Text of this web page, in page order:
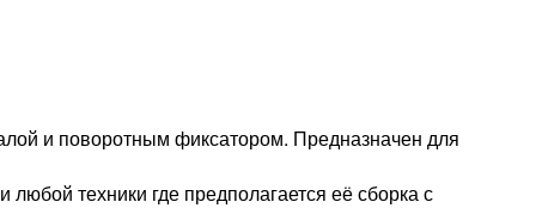
и поворотным фиксатором. Предназначен для
техники где предполагается её сборка с